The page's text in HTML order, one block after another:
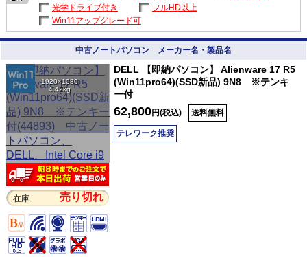
光学ドライブ付き
フルHD以上
Win11アップグレード可
中古ノートパソコン メーカー名・製品名
1920×1080
4.42kg
在庫 売り切れ
DELL 【即納パソコン】 Alienware 17 R5
(Win11pro64)(SSD新品) 9N8 ※テンキ
ー付
62,800円(税込) 送料無料
テレワーク推奨